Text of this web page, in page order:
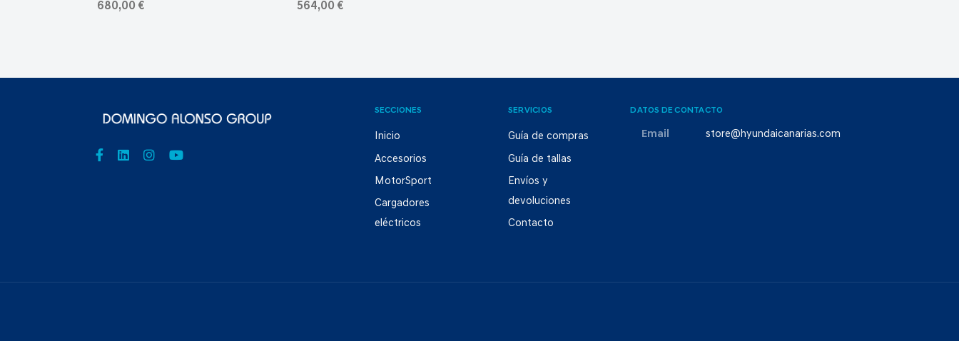
680,00 €
564,00 €
SECCIONES
Inicio
Accesorios
MotorSport
Cargadores
eléctricos
SERVICIOS
Guía de compras
Guía de tallas
Envíos y
devoluciones
Contacto
DATOS DE CONTACTO
Email store@hyundaicanarias.com